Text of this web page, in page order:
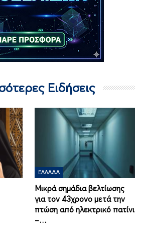
Ειδήσεις
ΕΛΛΆΔΑ
Μικρά σημάδια βελτίωσης
για τον 43χρονο μετά την
πτώση από ηλεκτρικό πατίνι
–…